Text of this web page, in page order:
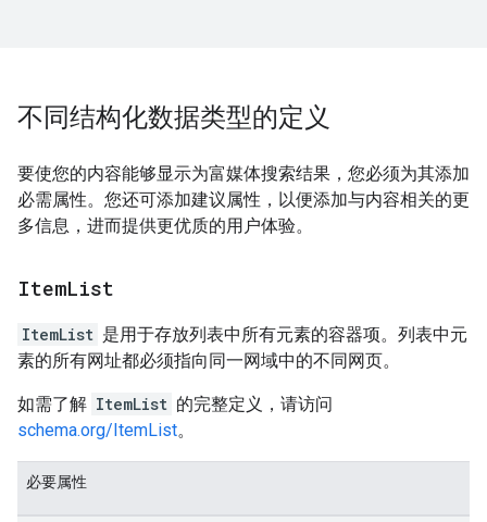
不同结构化数据类型的定义
要使您的内容能够显示为富媒体搜索结果，您必须为其添加
必需属性。您还可添加建议属性，以便添加与内容相关的更
多信息，进而提供更优质的用户体验。
ItemList
ItemList 是用于存放列表中所有元素的容器项。列表中元
素的所有网址都必须指向同一网域中的不同网页。
如需了解 ItemList 的完整定义，请访问
schema.org/ItemList。
必要属性